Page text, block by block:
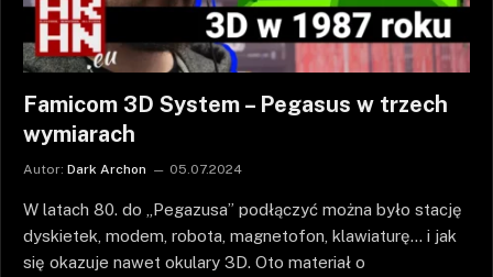
Famicom 3D System – Pegasus w trzech
wymiarach
Autor: Dark Archon 05.07.2024
W latach 80. do „Pegazusa” podłączyć można było stację
dyskietek, modem, robota, magnetofon, klawiaturę… i jak
się okazuje nawet okulary 3D. Oto materiał o